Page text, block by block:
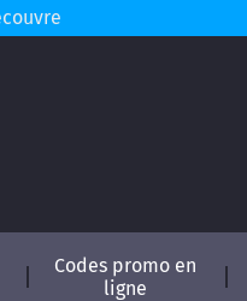
Codes promo en
ligne